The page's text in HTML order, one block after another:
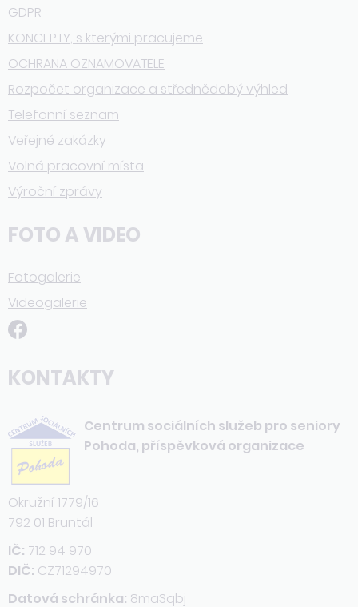
GDPR
KONCEPTY, s kterými pracujeme
OCHRANA OZNAMOVATELE
Rozpočet organizace a střednědobý výhled
Telefonní seznam
Veřejné zakázky
Volná pracovní místa
Výroční zprávy
FOTO A VIDEO
Fotogalerie
Videogalerie
KONTAKTY
Centrum sociálních služeb pro seniory
Pohoda, příspěvková organizace
Okružní 1779/16
792 01 Bruntál
IČ: 712 94 970
DIČ: CZ71294970
Datová schránka: 8ma3qbj